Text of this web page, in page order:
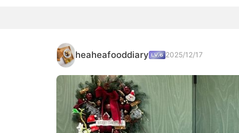
heaheafooddiary 2025/12/17